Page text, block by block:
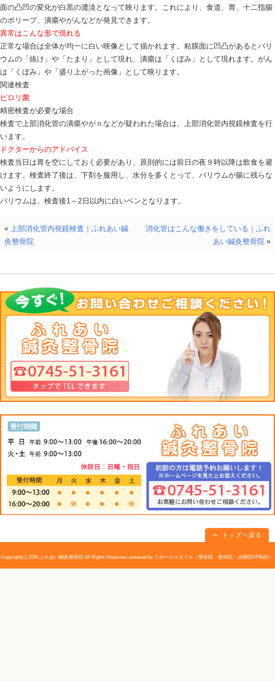
院
上部消化管Ｘ線バリウム検査｜ふれあい鍼灸
2017.03.21 | Category:健康のマメ知識
上部消化管Ｘ線バリウム検査とは
造影剤のバリウム液を口から飲んで、食道から胃、十二
消化管の形や内腔を映し出します。
この検査でわかること
胃や食道、十二指腸の表面にバリウム液が薄く付着する
面の凸凹の変化が白黒の濃淡となって映ります。これに
異常はこんな形で現れる
ウムの「抜け」や「たまり」として現れ、潰瘍は「くぼ
は「くぼみ」や「盛り上がった画像」として映ります。
関連検査
ピロリ菌
精密検査が必要な場合
検査で上部消化管の潰瘍やがｎなどが疑われた場合は、
います。
ドクターからのアドバイス
検査当日は胃を空にしておく必要があり、原則的には前
けます。検査終了後は、下剤を服用し、水分を多くとっ
いようにします。
バリウムは、検査後1～2日以内に白いベンとなります。
灸整骨院